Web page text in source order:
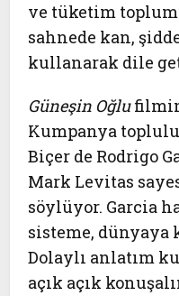
ve tüketim
sahnede kan,
kullanarak dile
Güneşin Oğlu
Kumpanya
Biçer de Rodrigo
Mark Levitas
söylüyor. Garcia
sisteme, dünyaya
Dolaylı anlatım
açık açık